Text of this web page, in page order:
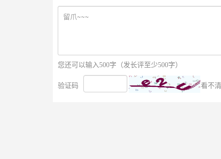
您还可以输入500字（发长评至少500字）
验证码 看不